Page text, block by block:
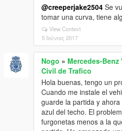
@creeperjake2504 Se
tomar una curva, tiene
View Context
5 Ιούνιος 2017
Nogo » Mercedes-
Civil de Trafico
Hola buenas, tengo un
Cuando me instale el
guarde la partida y
azul del techo. El
furgonetas menos a la